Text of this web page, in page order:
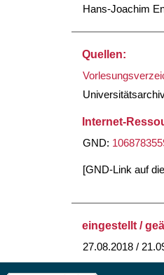
Hans-Joachim
Quellen:
Internet-
GND:
[GND-Link auf
eingestellt /
27.08.2018 /